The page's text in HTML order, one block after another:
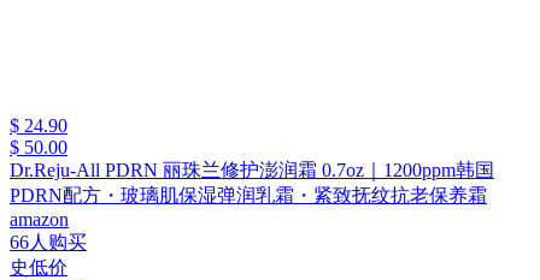
$ 24.90
$ 50.00
Dr.Reju-All PDRN 丽珠兰修护澎润霜 0.7oz｜1200ppm韩国
PDRN配方・玻璃肌保湿弹润乳霜・紧致抚纹抗老保养霜
amazon
66人购买
史低价